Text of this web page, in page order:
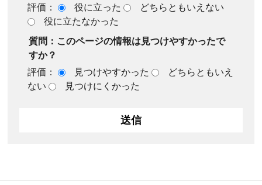
評価：
役に立った
どちらともいえない
役に立たなかった
質問：このページの情報は見つけやすかったで
すか？
評価：
見つけやすかった
どちらともいえ
ない
見つけにくかった